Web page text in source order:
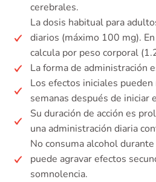
cerebrales.
La dosis habitual para
diarios (máximo 100 mg).
calcula por peso corporal
La forma de administración
Los efectos iniciales
semanas después de iniciar
Su duración de acción es
una administración diaria
No consuma alcohol
puede agravar efectos
somnolencia.